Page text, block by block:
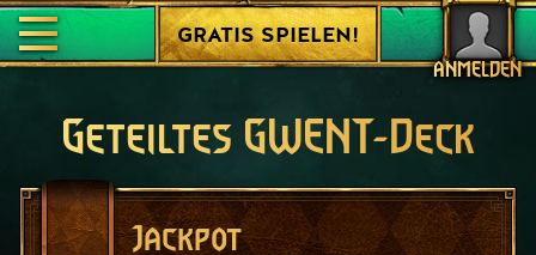
ANMELDEN
GRATIS SPIELEN!
Geteiltes GWENT-Deck
Jackpot